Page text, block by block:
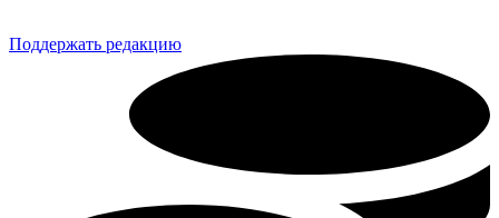
Поддержать редакцию